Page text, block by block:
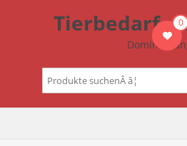
Tierbedarf –
Dominik
0
Suchen
nach: